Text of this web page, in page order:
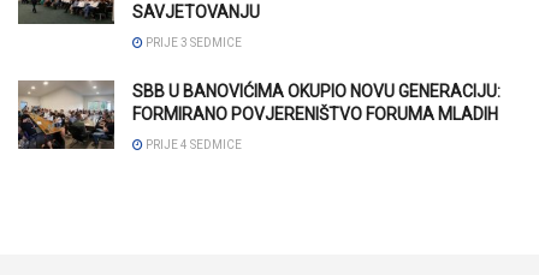
SAVJETOVANJU
PRIJE 3 SEDMICE
SBB U BANOVIĆIMA OKUPIO NOVU GENERACIJU:
FORMIRANO POVJERENIŠTVO FORUMA MLADIH
PRIJE 4 SEDMICE